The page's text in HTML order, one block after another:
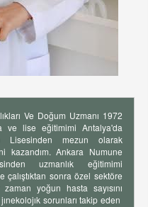
Ve Doğum Uzmanı 1972
ve lise eğitimimi Antalya'da
Lisesinden mezun olarak
kazandım. Ankara Numune
uzmanlık eğitimimi
çalıştıktan sonra özel sektöre
yoğun hasta sayısını
sorunları takip eden